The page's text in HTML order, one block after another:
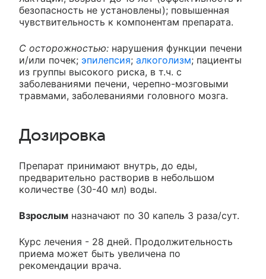
безопасность не установлены); повышенная
чувствительность к компонентам препарата.
С осторожностью: нарушения функции печени
и/или почек; эпилепсия; алкоголизм; пациенты
из группы высокого риска, в т.ч. с
заболеваниями печени, черепно-мозговыми
травмами, заболеваниями головного мозга.
Дозировка
Препарат принимают внутрь, до еды,
предварительно растворив в небольшом
количестве (30-40 мл) воды.
Взрослым назначают по 30 капель 3 раза/сут.
Курс лечения - 28 дней. Продолжительность
приема может быть увеличена по
рекомендации врача.